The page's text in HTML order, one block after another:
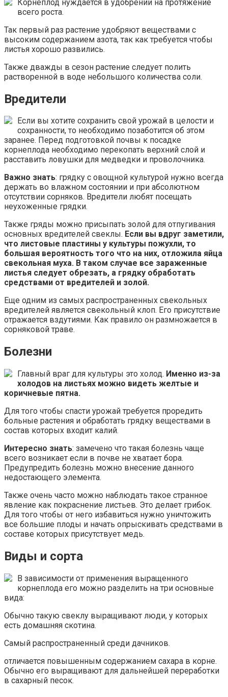
Корнеплод нуждается в удобрении на протяжение
всего роста.
Так первый раз растение удобряют веществами с
высоким содержанием азота, так как требуется чтобы
листья хорошо развились.
Также дважды в сезон растение следует полить
растворенной в воде небольшого количества соли.
Вредители
Если вы хотите сохранить свой урожай в целости и
сохранности, то необходимо позаботится об этом
заранее. Перед подготовкой почвы к посадке
корнеплода необходимо перекопать верхний слой и
расставить ловушки для медведки и проволочника.
Важно знать: грядку с овощной культурой нужно всегда
держать во влажном состоянии и при абсолютном
отсутствии сорняков. Вредители любят посещать
неухоженные грядки.
Также гряды можно присыпать золой для отпугивания
основных вредителей свеклы. Если вы вдруг заметили,
что листовые пластины у культуры пожухли, то
большая вероятность того что на них, отложила яйца
свекольная муха. В таком случае все зараженные
листья следует обрезать, а грядку обработать
средствами от вредителей и золой.
Еще одним из самых распространенных свекольных
вредителей является свекольный клоп. Его присутствие
отражается вздутиями. Как правило он размножается в
сорняковой траве.
Болезни
Главный враг для культуры это холод. Именно из-за
холодов на листьях можно видеть желтые и
коричневые пятна.
Для того чтобы спасти урожай требуется проредить
больные растения и обработать грядку веществами в
состав которых входит калий.
Интересно знать: замечено что такая болезнь чаще
всего возникает если в почве не хватает бора.
Предупредить болезнь можно внесение данного
недостающего элемента.
Также очень часто можно наблюдать такое странное
явление как покраснение листьев. Это делает грибок.
Для того чтобы от него избавиться нужно уничтожить
все большие плоды и начать опрыскивать средствами в
составе которых присутствует медь.
Виды и сорта
В зависимости от применения выращенного
корнеплода его можно разделить на три основные
вида:
Обычно такую свеклу выращивают люди, у которых
есть домашняя скотина.
Самый распространенный среди дачников.
отличается повышенным содержанием сахара в корне.
Обычно его выращивают для дальнейшей переработки
в сахарный песок.